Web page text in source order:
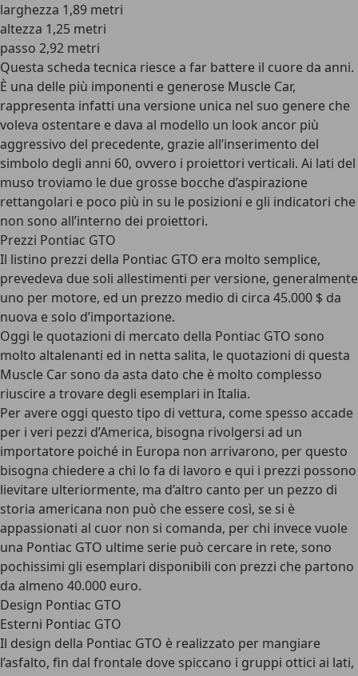
larghezza 1,89 metri
altezza 1,25 metri
passo 2,92 metri
Questa scheda tecnica riesce a far battere il cuore da anni.
È una delle più imponenti e generose Muscle Car,
rappresenta infatti una versione unica nel suo genere che
voleva ostentare e dava al modello un look ancor più
aggressivo del precedente, grazie all’inserimento del
simbolo degli anni 60, ovvero i proiettori verticali. Ai lati del
muso troviamo le due grosse bocche d’aspirazione
rettangolari e poco più in su le posizioni e gli indicatori che
non sono all’interno dei proiettori.
Prezzi Pontiac GTO
Il listino prezzi della Pontiac GTO era molto semplice,
prevedeva due soli allestimenti per versione, generalmente
uno per motore, ed un prezzo medio di circa 45.000 $ da
nuova e solo d’importazione.
Oggi le quotazioni di mercato della Pontiac GTO sono
molto altalenanti ed in netta salita, le quotazioni di questa
Muscle Car sono da asta dato che è molto complesso
riuscire a trovare degli esemplari in Italia.
Per avere oggi questo tipo di vettura, come spesso accade
per i veri pezzi d’America, bisogna rivolgersi ad un
importatore poiché in Europa non arrivarono, per questo
bisogna chiedere a chi lo fa di lavoro e qui i prezzi possono
lievitare ulteriormente, ma d’altro canto per un pezzo di
storia americana non può che essere così, se si è
appassionati al cuor non si comanda, per chi invece vuole
una Pontiac GTO ultime serie può cercare in rete, sono
pochissimi gli esemplari disponibili con prezzi che partono
da almeno 40.000 euro.
Design Pontiac GTO
Esterni Pontiac GTO
Il design della Pontiac GTO è realizzato per mangiare
l’asfalto, fin dal frontale dove spiccano i gruppi ottici ai lati,